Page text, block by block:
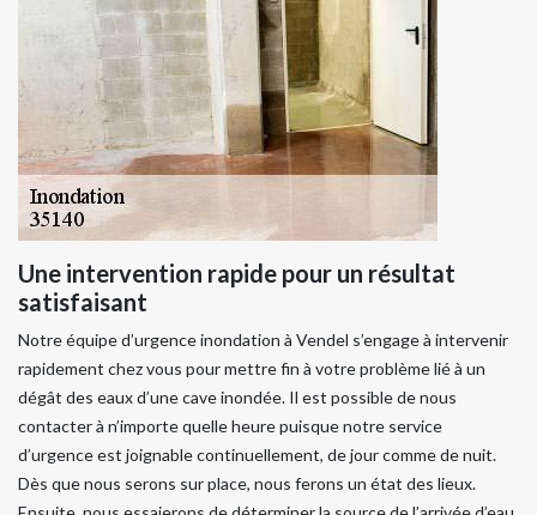
Une intervention rapide pour un résultat
satisfaisant
Notre équipe d’urgence inondation à Vendel s’engage à intervenir
rapidement chez vous pour mettre fin à votre problème lié à un
dégât des eaux d’une cave inondée. Il est possible de nous
contacter à n’importe quelle heure puisque notre service
d’urgence est joignable continuellement, de jour comme de nuit.
Dès que nous serons sur place, nous ferons un état des lieux.